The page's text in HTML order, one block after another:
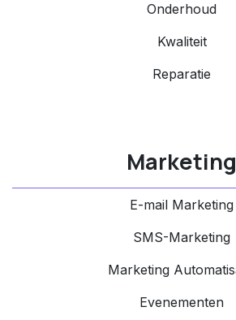
Onderhoud
Kwaliteit
Reparatie
Marketing
E-mail Marketing
SMS-Marketing
Marketing
Evenementen